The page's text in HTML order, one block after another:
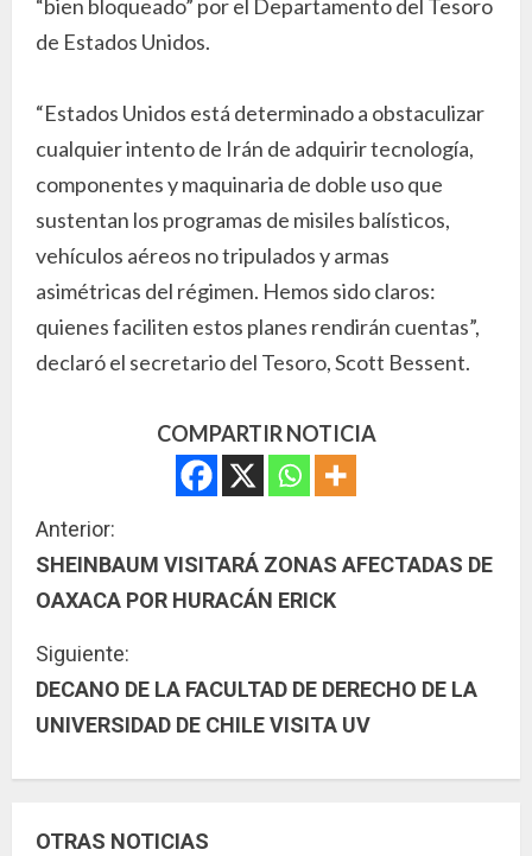
“bien bloqueado” por el Departamento del Tesoro
de Estados Unidos.
“Estados Unidos está determinado a obstaculizar
cualquier intento de Irán de adquirir tecnología,
componentes y maquinaria de doble uso que
sustentan los programas de misiles balísticos,
vehículos aéreos no tripulados y armas
asimétricas del régimen. Hemos sido claros:
quienes faciliten estos planes rendirán cuentas”,
declaró el secretario del Tesoro, Scott Bessent.
COMPARTIR NOTICIA
S
i
u
e
l
e
Anterior:
SHEINBAUM VISITARÁ ZONAS AFECTADAS DE
OAXACA POR HURACÁN ERICK
Siguiente:
DECANO DE LA FACULTAD DE DERECHO DE LA
UNIVERSIDAD DE CHILE VISITA UV
OTRAS NOTICIAS